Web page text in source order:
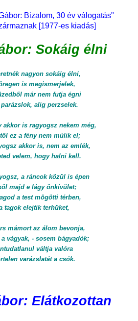
Bizalom, 30 év válogatás"
[1977-es kiadás]
Sokáig élni
nagyon sokáig élni,
is megismerjelek,
már nem futja égni
alig perzselek.
akkor is ragyogsz nekem még,
ez a fény nem múlik el;
akkor is, nem az emlék,
velem, hogy halni kell.
a ráncok közül is épen
majd e lágy önkívület;
a test mögötti térben,
tagok elejtik terhüket,
mámort az álom bevonja,
vágyak, - sosem bágyadók;
váltja valóra
varázslatát a csók.
Elátkozottan